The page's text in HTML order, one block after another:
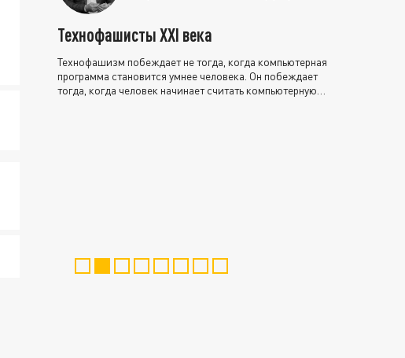
Технофашисты XXI века
Технофашизм побеждает не тогда, когда компьютерная
программа становится умнее человека. Он побеждает
тогда, когда человек начинает считать компьютерную